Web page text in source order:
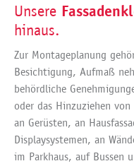
Unsere
hinaus.
Zur Montageplanung
Besichtigung, Aufmaß
behördliche
oder das Hinzuziehen
an Gerüsten, an
Displaysystemen, an
im Parkhaus, auf Bussen